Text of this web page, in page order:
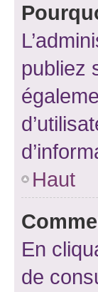
publiez
Haut
En
de